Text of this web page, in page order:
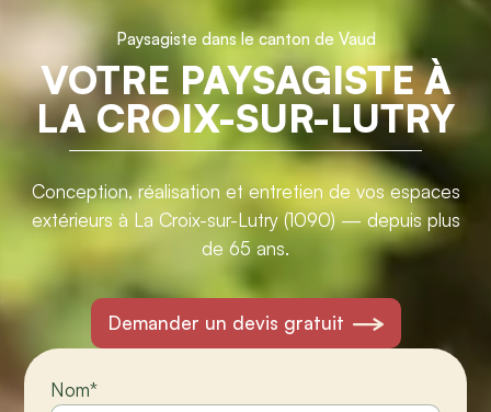
Paysagiste dans le canton de Vaud
VOTRE PAYSAGISTE À
LA CROIX-SUR-LUTRY
Conception, réalisation et entretien de vos espaces
extérieurs à La Croix-sur-Lutry (1090) — depuis plus
de 65 ans.
Demander un devis gratuit
Nom*